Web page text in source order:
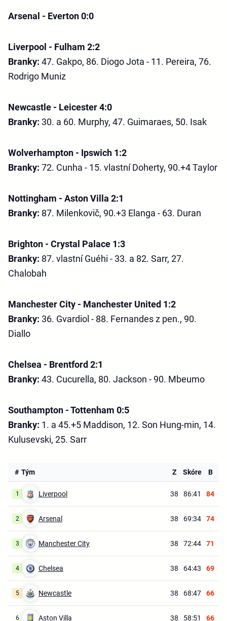
Arsenal - Everton 0:0
Liverpool - Fulham 2:2
Branky: 47. Gakpo, 86. Diogo Jota - 11. Pereira, 76.
Rodrigo Muniz
Newcastle - Leicester 4:0
Branky: 30. a 60. Murphy, 47. Guimaraes, 50. Isak
Wolverhampton - Ipswich 1:2
Branky: 72. Cunha - 15. vlastní Doherty, 90.+4 Taylor
Nottingham - Aston Villa 2:1
Branky: 87. Milenkovič, 90.+3 Elanga - 63. Duran
Brighton - Crystal Palace 1:3
Branky: 87. vlastní Guéhi - 33. a 82. Sarr, 27.
Chalobah
Manchester City - Manchester United 1:2
Branky: 36. Gvardiol - 88. Fernandes z pen., 90.
Diallo
Chelsea - Brentford 2:1
Branky: 43. Cucurella, 80. Jackson - 90. Mbeumo
Southampton - Tottenham 0:5
Branky: 1. a 45.+5 Maddison, 12. Son Hung-min, 14.
Kulusevski, 25. Sarr
# Tým Z Skóre B
1 Liverpool 38 86:41 84
2 Arsenal 38 69:34 74
3 Manchester City 38 72:44 71
4 Chelsea 38 64:43 69
5 Newcastle 38 68:47 66
6 Aston Villa 38 58:51 66